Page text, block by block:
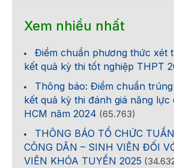
Xem nhiều nhất
Điểm chuẩn phương thức xét
kết quả kỳ thi tốt nghiệp THPT
Thông báo: Điểm chuẩn
kết quả kỳ thi đánh giá năng lực
HCM năm 2024 (65.763)
THÔNG BÁO TỔ CHỨC
CÔNG DÂN – SINH VIÊN ĐỐI
VIÊN KHÓA TUYỂN 2025